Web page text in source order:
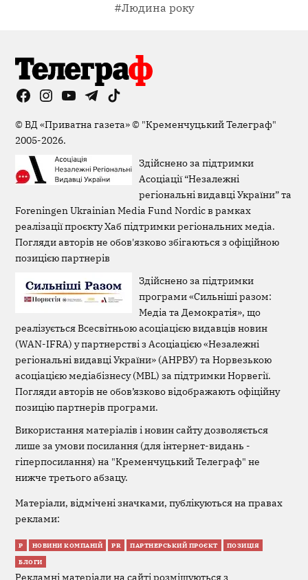
#Людина року
FacebookInstagram
YouTubeTelegramTikTok
©ВД «Приватна газета»© "Кременчуцький Телеграф"
2005-2026.
Здійснено за підтримки
Асоціації “Незалежні
регіональні видавці України” та
Foreningen Ukrainian Media Fund Nordic в рамках
реалізації проєкту Хаб підтримки регіональних медіа.
Погляди авторів не обов'язково збігаються з офіційною
позицією партнерів
Здійснено за підтримки
програми «Сильніші разом:
Медіа та Демократія», що
реалізується Всесвітньою асоціацією видавців новин
(WAN-IFRA) у партнерстві з Асоціацією «Незалежні
регіональні видавці України» (АНРВУ) та Норвезькою
асоціацією медіабізнесу (MBL) за підтримки Норвегії.
Погляди авторів не обов’язково відображають офіційну
позицію партнерів програми.
Використання матеріалів і новин сайту дозволяється
лише за умови посилання (для інтернет-видань -
гіперпосилання) на "Кременчуцький Телеграф" не
нижче третього абзацу.
Матеріали, відмічені значками, публікуються на правах
реклами:
Р НОВИНИ КОМПАНІЙ PR ПАРТНЕРСЬКИЙ ПРОЄКТ ПОЗИЦІЯ
БЛОГИ
Рекламні матеріали на сайті розміщуються з